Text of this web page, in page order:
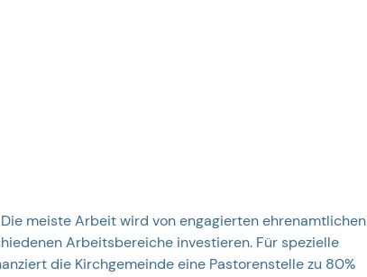
meiste Arbeit wird von engagierten ehrenamtlichen
Arbeitsbereiche investieren. Für spezielle
die Kirchgemeinde eine Pastorenstelle zu 80%